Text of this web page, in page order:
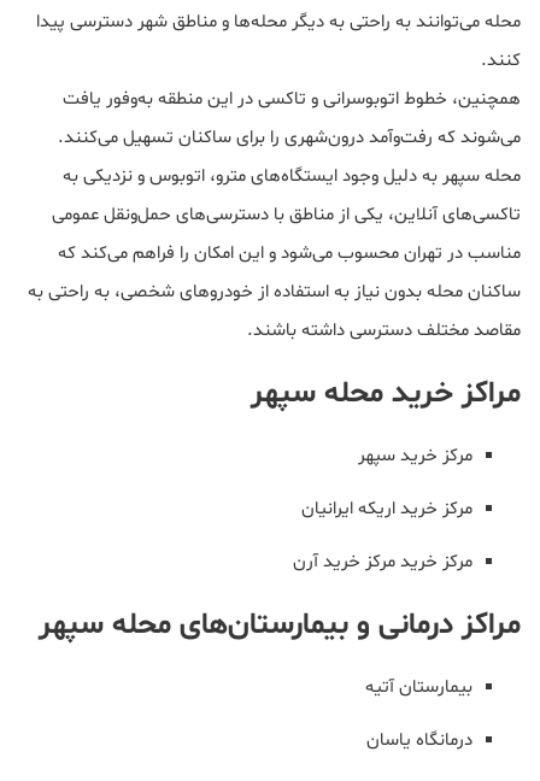
محله می‌توانند به راحتی به دیگر محله‌ها و مناطق شهر دسترسی پیدا
کنند.
همچنین، خطوط اتوبوسرانی و تاکسی در این منطقه به‌وفور یافت
می‌شوند که رفت‌وآمد درون‌شهری را برای ساکنان تسهیل می‌کنند.
محله سپهر به دلیل وجود ایستگاه‌های مترو، اتوبوس و نزدیکی به
تاکسی‌های آنلاین، یکی از مناطق با دسترسی‌های حمل‌ونقل عمومی
مناسب در تهران محسوب می‌شود و این امکان را فراهم می‌کند که
ساکنان محله بدون نیاز به استفاده از خودروهای شخصی، به راحتی به
مقاصد مختلف دسترسی داشته باشند.
مراکز خرید محله سپهر
مرکز خرید سپهر
مرکز خرید اریکه ایرانیان
مرکز خرید مرکز خرید آرن
مراکز درمانی و بیمارستان‌های محله سپهر
بیمارستان آتیه
درمانگاه یاسان